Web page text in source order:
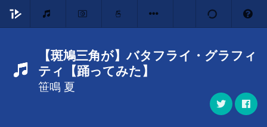
【斑鳩三角が】バタフライ・グラフィ
ティ【踊ってみた】
笹鳴 夏